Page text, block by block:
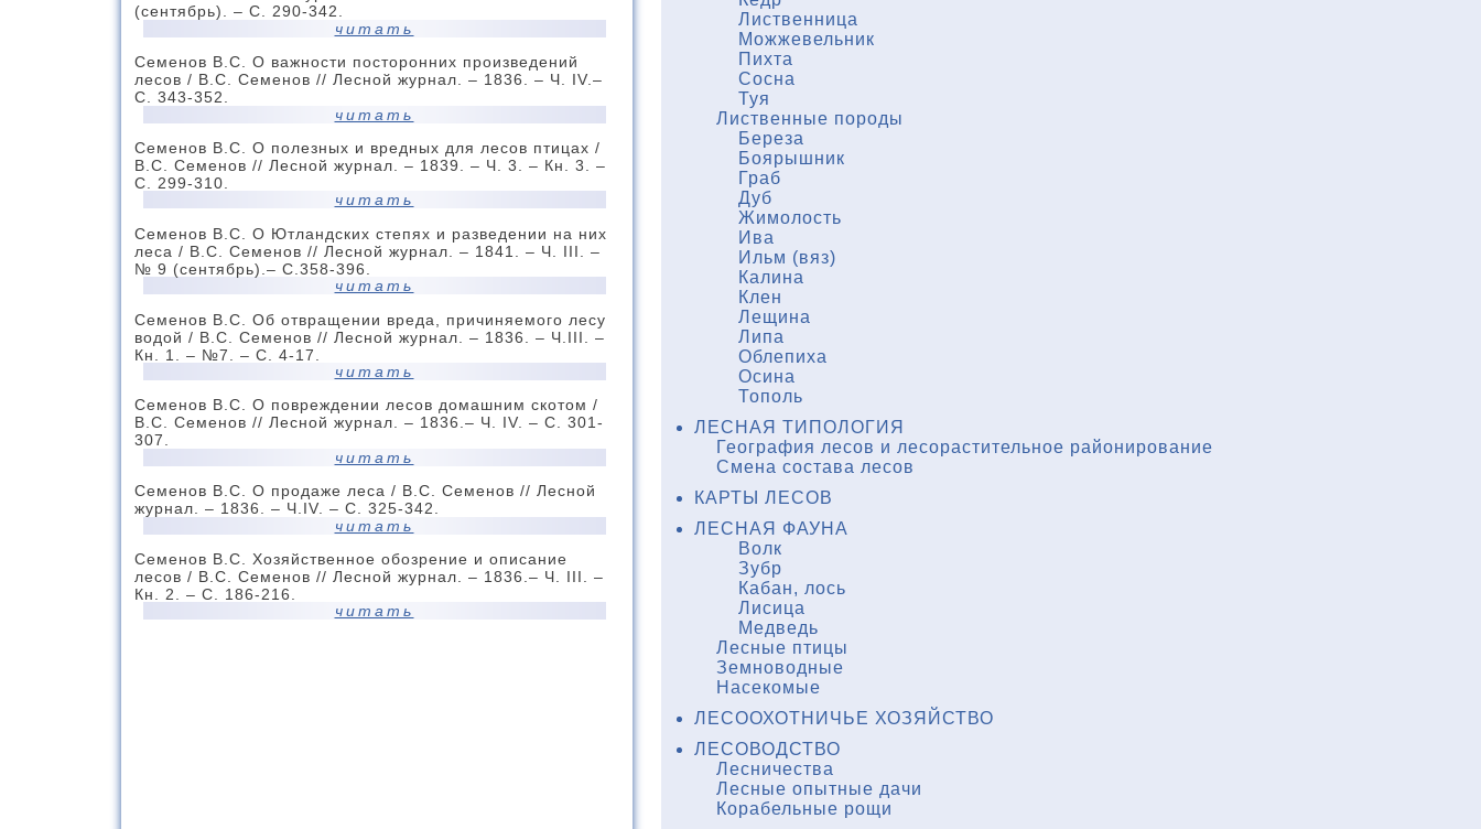
(сентябрь). – С. 290-342.
читать
Семенов В.С. О важности посторонних произведений
лесов / В.С. Семенов // Лесной журнал. – 1836. – Ч. IV.–
С. 343-352.
читать
Семенов В.С. О полезных и вредных для лесов птицах /
В.С. Семенов // Лесной журнал. – 1839. – Ч. 3. – Кн. 3. –
С. 299-310.
читать
Семенов В.С. О Ютландских степях и разведении на них
леса / В.С. Семенов // Лесной журнал. – 1841. – Ч. III. –
№ 9 (сентябрь).– С.358-396.
читать
Семенов В.С. Об отвращении вреда, причиняемого лесу
водой / В.С. Семенов // Лесной журнал. – 1836. – Ч.III. –
Кн. 1. – №7. – С. 4-17.
читать
Семенов В.С. О повреждении лесов домашним скотом /
В.С. Семенов // Лесной журнал. – 1836.– Ч. IV. – С. 301-
307.
читать
Семенов В.С. О продаже леса / В.С. Семенов // Лесной
журнал. – 1836. – Ч.IV. – С. 325-342.
читать
Семенов В.С. Хозяйственное обозрение и описание
лесов / В.С. Семенов // Лесной журнал. – 1836.– Ч. III. –
Кн. 2. – С. 186-216.
читать
Лиственница
Можжевельник
Пихта
Сосна
Туя
Лиственные породы
Береза
Боярышник
Граб
Дуб
Жимолость
Ива
Ильм (вяз)
Калина
Клен
Лещина
Липа
Облепиха
Осина
Тополь
ЛЕСНАЯ ТИПОЛОГИЯ
География лесов и лесорастительное районирование
Смена состава лесов
КАРТЫ ЛЕСОВ
ЛЕСНАЯ ФАУНА
Волк
Зубр
Кабан, лось
Лисица
Медведь
Лесные птицы
Земноводные
Насекомые
ЛЕСООХОТНИЧЬЕ ХОЗЯЙСТВО
ЛЕСОВОДСТВО
Лесничества
Лесные опытные дачи
Корабельные рощи